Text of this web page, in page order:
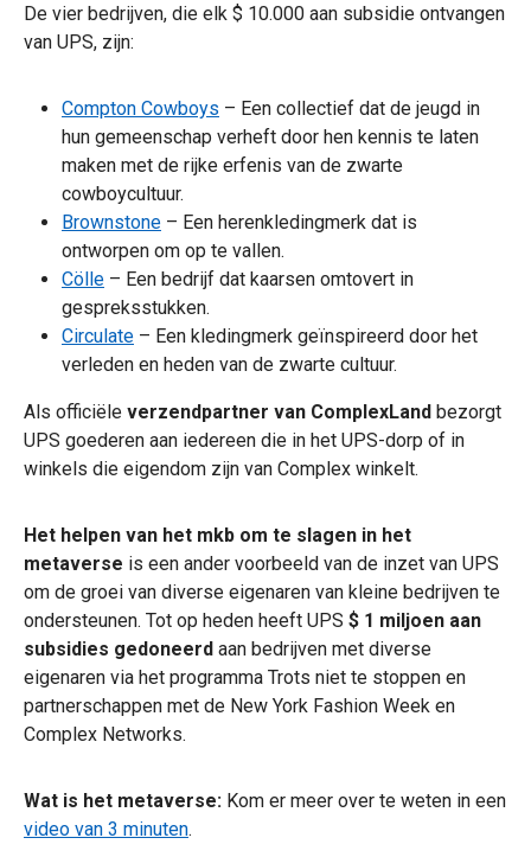
De vier bedrijven, die elk $ 10.000 aan subsidie ontvangen
van UPS, zijn:
Compton Cowboys – Een collectief dat de jeugd in
hun gemeenschap verheft door hen kennis te laten
maken met de rijke erfenis van de zwarte
cowboycultuur.
Brownstone – Een herenkledingmerk dat is
ontworpen om op te vallen.
Cölle – Een bedrijf dat kaarsen omtovert in
gespreksstukken.
Circulate – Een kledingmerk geïnspireerd door het
verleden en heden van de zwarte cultuur.
Als officiële verzendpartner van ComplexLand bezorgt
UPS goederen aan iedereen die in het UPS-dorp of in
winkels die eigendom zijn van Complex winkelt.
Het helpen van het mkb om te slagen in het
metaverse is een ander voorbeeld van de inzet van UPS
om de groei van diverse eigenaren van kleine bedrijven te
ondersteunen. Tot op heden heeft UPS $ 1 miljoen aan
subsidies gedoneerd aan bedrijven met diverse
eigenaren via het programma Trots niet te stoppen en
partnerschappen met de New York Fashion Week en
Complex Networks.
Wat is het metaverse: Kom er meer over te weten in een
video van 3 minuten.